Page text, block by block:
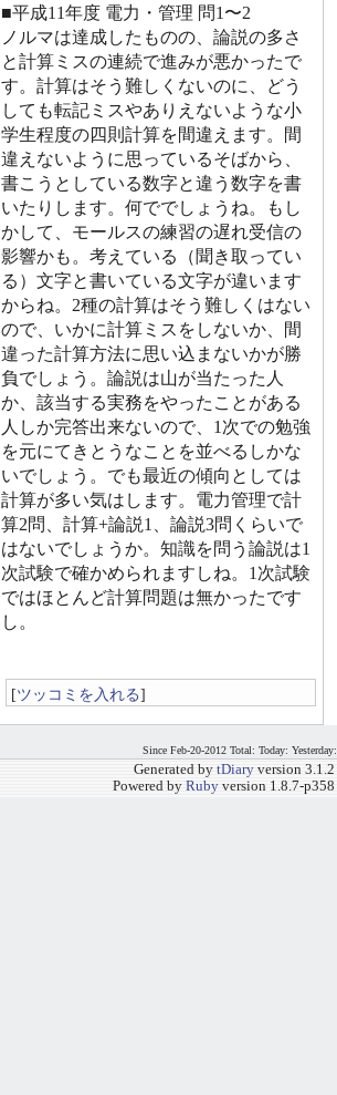
■平成11年度 電力・管理 問1〜2
ノルマは達成したものの、論説の多さ
と計算ミスの連続で進みが悪かったで
す。計算はそう難しくないのに、どう
しても転記ミスやありえないような小
学生程度の四則計算を間違えます。間
違えないように思っているそばから、
書こうとしている数字と違う数字を書
いたりします。何ででしょうね。もし
かして、モールスの練習の遅れ受信の
影響かも。考えている（聞き取ってい
る）文字と書いている文字が違います
からね。2種の計算はそう難しくはない
ので、いかに計算ミスをしないか、間
違った計算方法に思い込まないかが勝
負でしょう。論説は山が当たった人
か、該当する実務をやったことがある
人しか完答出来ないので、1次での勉強
を元にてきとうなことを並べるしかな
いでしょう。でも最近の傾向としては
計算が多い気はします。電力管理で計
算2問、計算+論説1、論説3問くらいで
はないでしょうか。知識を問う論説は1
次試験で確かめられますしね。1次試験
ではほとんど計算問題は無かったです
し。
[ツッコミを入れる]
Since Feb-20-2012 Total: Today: Yesterday:
Generated by tDiary version 3.1.2
Powered by Ruby version 1.8.7-p358